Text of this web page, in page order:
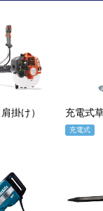
掛け） 充電式
充電式